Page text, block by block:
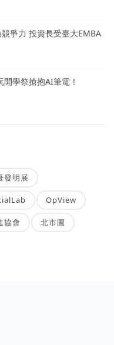
爭力 投資長受臺大EMBA
學祭搶抱AI筆電！
發明展
OpView
協會 北市圖